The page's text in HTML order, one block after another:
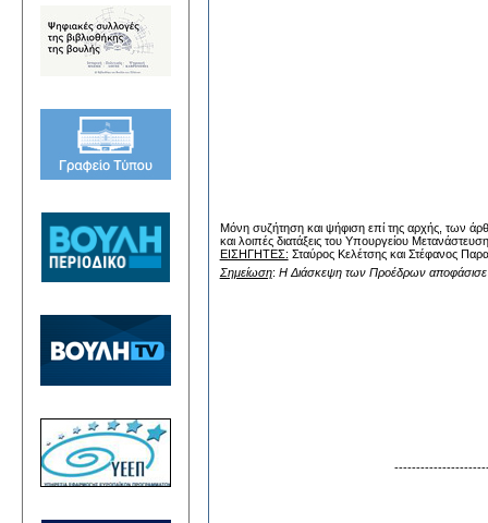
Μόνη συζήτηση και ψήφιση επί της αρχής, των
και λοιπές διατάξεις του Υπουργείου
ΕΙΣΗΓΗΤΕΣ: Σταύρος Κελέτσης και Στέφανος
Σημείωση: Η Διάσκεψη των Προέδρων αποφάσισε